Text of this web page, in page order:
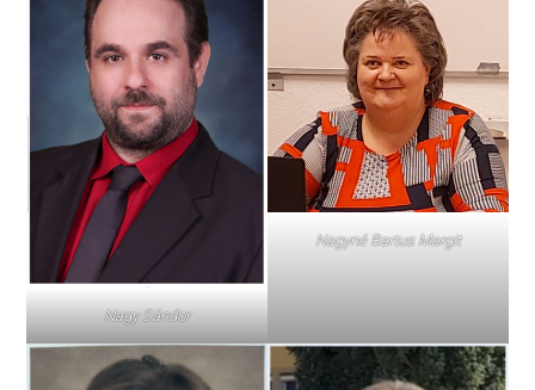
Nagy Sándor
Nagyné Bartus Margit